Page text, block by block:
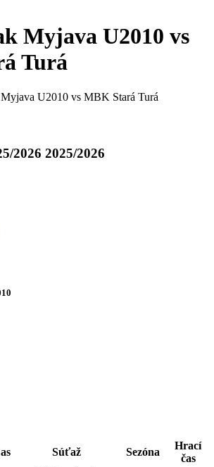
Myjava U2010 vs
Turá
U2010 vs MBK Stará Turá
2026 2025/2026
Súťaž Sezóna
Hrací
čas